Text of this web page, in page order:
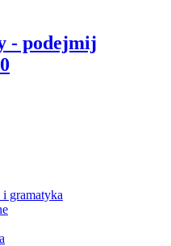
- podejmij
gramatyka